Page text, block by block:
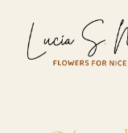
contenido